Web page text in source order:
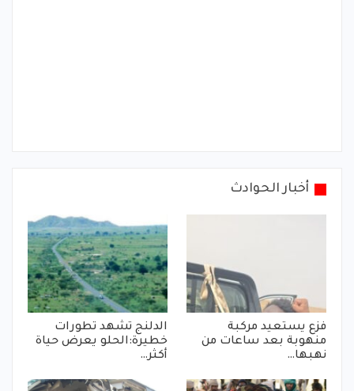
أخبار الحوادث
فزع يستعيد مركبة
منهوبة بعد ساعات من
نهبها…
الدلنج تشهد تطورات
خطيرة:الحلو يعرض حياة
أكثر…